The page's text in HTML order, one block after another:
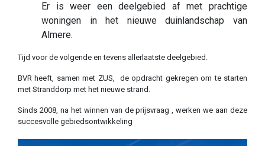
Er is weer een deelgebied af met prachtige
woningen in het nieuwe duinlandschap van
Almere.
Tijd voor de volgende en tevens allerlaatste deelgebied.
BVR heeft, samen met ZUS, de opdracht gekregen om te starten
met Stranddorp met het nieuwe strand.
Sinds 2008, na het winnen van de prijsvraag , werken we aan deze
succesvolle gebiedsontwikkeling